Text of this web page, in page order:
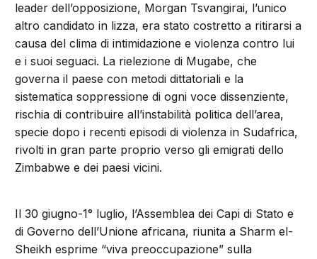
leader dell’opposizione, Morgan Tsvangirai, l’unico
altro candidato in lizza, era stato costretto a ritirarsi a
causa del clima di intimidazione e violenza contro lui
e i suoi seguaci. La rielezione di Mugabe, che
governa il paese con metodi dittatoriali e la
sistematica soppressione di ogni voce dissenziente,
rischia di contribuire all’instabilità politica dell’area,
specie dopo i recenti episodi di violenza in Sudafrica,
rivolti in gran parte proprio verso gli emigrati dello
Zimbabwe e dei paesi vicini.
Il 30 giugno-1° luglio, l’Assemblea dei Capi di Stato e
di Governo dell’Unione africana, riunita a Sharm el-
Sheikh esprime “viva preoccupazione” sulla